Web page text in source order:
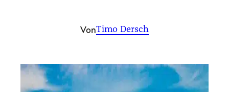
VonTimo Dersch